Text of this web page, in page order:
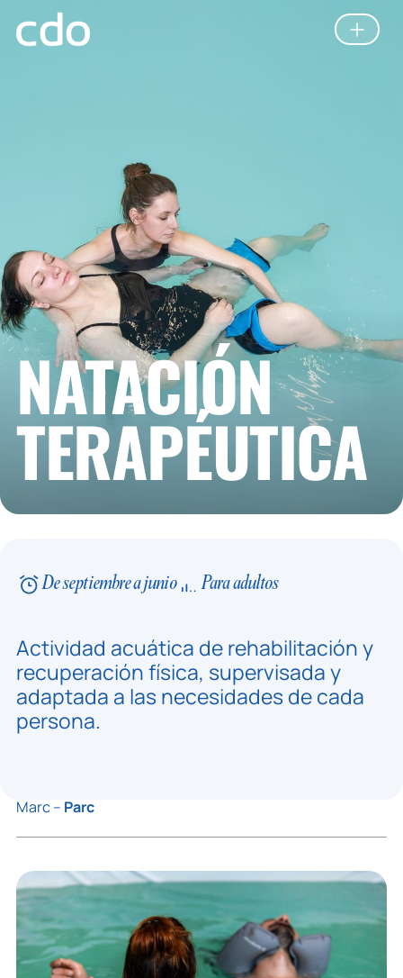
NATACIÓN
TERAPÉUTICA
De septiembre a junio Para adultos
Actividad acuática de rehabilitación y
recuperación física, supervisada y
adaptada a las necesidades de cada
persona.
Marc – Parc